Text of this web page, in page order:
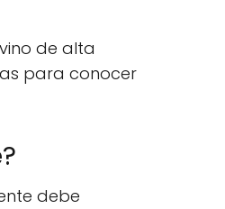
de alta
para conocer
debe